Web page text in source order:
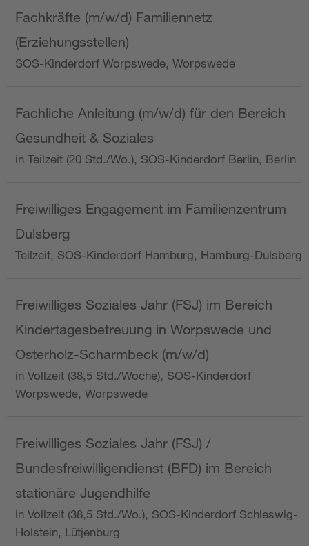
Fachkräfte (m/w/d) Familiennetz
(Erziehungsstellen)
SOS-Kinderdorf Worpswede, Worpswede
Fachliche Anleitung (m/w/d) für den Bereich
Gesundheit & Soziales
in Teilzeit (20 Std./Wo.), SOS-Kinderdorf Berlin, Berlin
Freiwilliges Engagement im Familienzentrum
Dulsberg
Teilzeit, SOS-Kinderdorf Hamburg, Hamburg-Dulsberg
Freiwilliges Soziales Jahr (FSJ) im Bereich
Kindertagesbetreuung in Worpswede und
Osterholz-Scharmbeck (m/w/d)
in Vollzeit (38,5 Std./Woche), SOS-Kinderdorf
Worpswede, Worpswede
Freiwilliges Soziales Jahr (FSJ) /
Bundesfreiwilligendienst (BFD) im Bereich
stationäre Jugendhilfe
in Vollzeit (38,5 Std./Wo.), SOS-Kinderdorf Schleswig-
Holstein, Lütjenburg